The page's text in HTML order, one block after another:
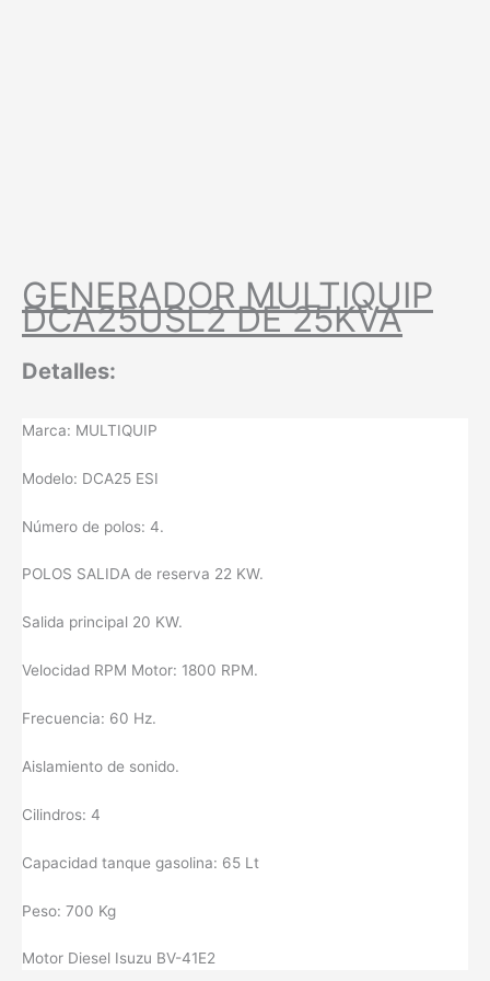
GENERADOR MULTIQUIP
DCA25USL2 DE 25KVA
Detalles:
Marca: MULTIQUIP
Modelo: DCA25 ESI
Número de polos: 4.
POLOS SALIDA de reserva 22 KW.
Salida principal 20 KW.
Velocidad RPM Motor: 1800 RPM.
Frecuencia: 60 Hz.
Aislamiento de sonido.
Cilindros: 4
Capacidad tanque gasolina: 65 Lt
Peso: 700 Kg
Motor Diesel Isuzu BV-41E2